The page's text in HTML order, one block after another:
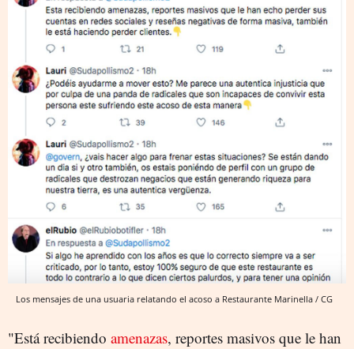
Los mensajes de una usuaria relatando el acoso a Restaurante Marinella / CG
"Está recibiendo amenazas, reportes masivos que le han